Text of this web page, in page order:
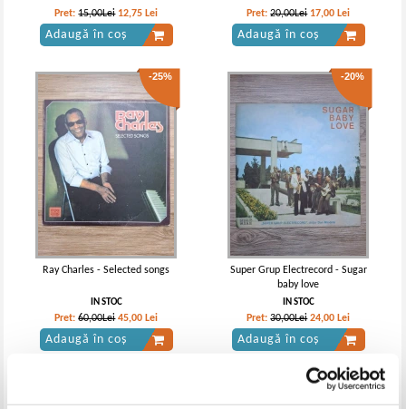
Pret:15,00Lei 12,75 Lei
Adaugă în coș
Pret:20,00Lei 17,00 Lei
Adaugă în coș
-25%
Ray Charles - Selected songs
IN STOC
Pret:60,00Lei 45,00 Lei
Adaugă în coș
-20%
Super Grup Electrecord - Sugar
baby love
IN STOC
Pret:30,00Lei 24,00 Lei
Adaugă în coș
-25%